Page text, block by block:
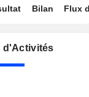
Bilan Flux
d'Activités